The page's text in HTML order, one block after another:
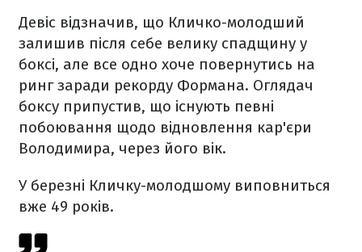
Девіс відзначив, що Кличко-молодший
залишив після себе велику спадщину у
боксі, але все одно хоче повернутись на
ринг заради рекорду Формана. Оглядач
боксу припустив, що існують певні
побоювання щодо відновлення кар'єри
Володимира, через його вік.
У березні Кличку-молодшому виповниться
вже 49 років.